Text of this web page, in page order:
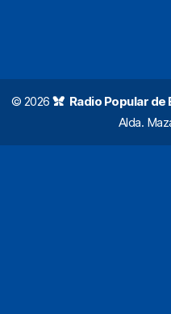
© 2026 Radio Popular de
Alda.